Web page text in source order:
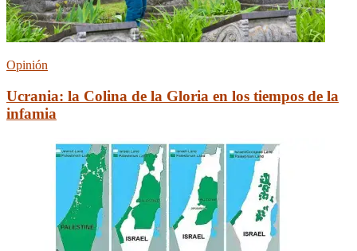
Opinión
Ucrania: la Сolina de la Gloria en los tiempos de la
infamia